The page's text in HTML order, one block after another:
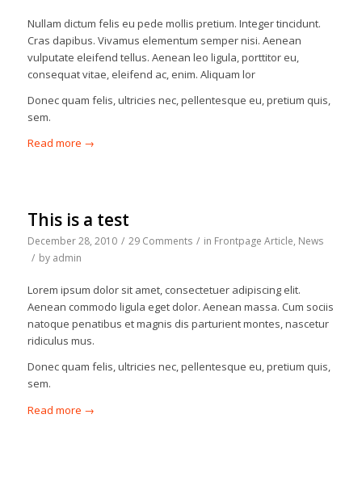
Nullam dictum felis eu pede mollis pretium. Integer tincidunt.
Cras dapibus. Vivamus elementum semper nisi. Aenean
vulputate eleifend tellus. Aenean leo ligula, porttitor eu,
consequat vitae, eleifend ac, enim. Aliquam lor
Donec quam felis, ultricies nec, pellentesque eu, pretium quis,
sem.
Read more →
This is a test
December 28, 2010 / 29 Comments / in Frontpage Article, News
/ by admin
Lorem ipsum dolor sit amet, consectetuer adipiscing elit.
Aenean commodo ligula eget dolor. Aenean massa. Cum sociis
natoque penatibus et magnis dis parturient montes, nascetur
ridiculus mus.
Donec quam felis, ultricies nec, pellentesque eu, pretium quis,
sem.
Read more →